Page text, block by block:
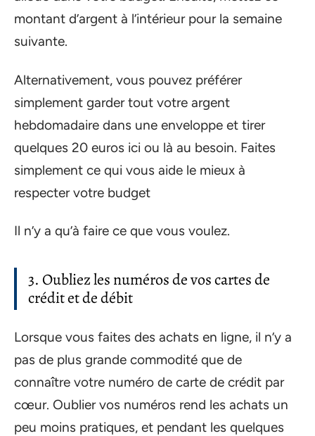
montant d’argent à l’intérieur pour la semaine
suivante.
Alternativement, vous pouvez préférer
simplement garder tout votre argent
hebdomadaire dans une enveloppe et tirer
quelques 20 euros ici ou là au besoin. Faites
simplement ce qui vous aide le mieux à
respecter votre budget
Il n’y a qu’à faire ce que vous voulez.
3. Oubliez les numéros de vos cartes de
crédit et de débit
Lorsque vous faites des achats en ligne, il n’y a
pas de plus grande commodité que de
connaître votre numéro de carte de crédit par
cœur. Oublier vos numéros rend les achats un
peu moins pratiques, et pendant les quelques